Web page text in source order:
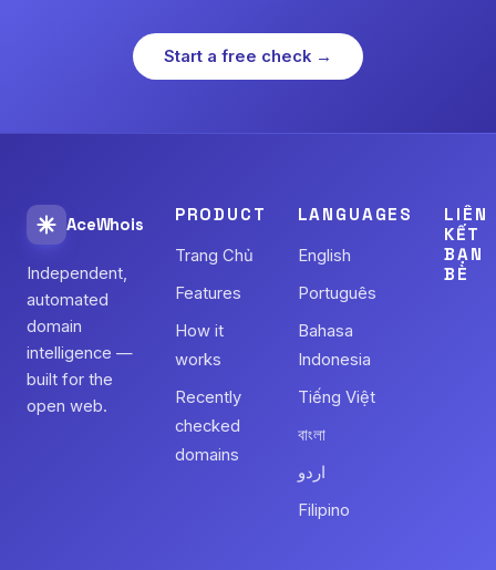
Start a free check →
AceWhois
Independent,
automated
domain
intelligence —
built for the
open web.
PRODUCT
Trang Chủ
Features
How it
works
Recently
checked
domains
LANGUAGES
English
Português
Bahasa
Indonesia
Tiếng Việt
বাংলা
اردو
Filipino
LIÊN
KẾT
BẠN
BÈ